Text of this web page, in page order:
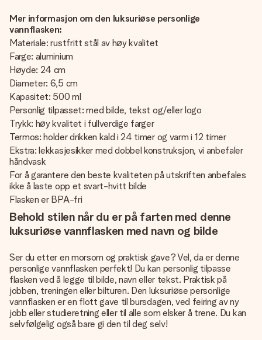
Mer informasjon om den luksuriøse personlige
vannflasken:
Materiale: rustfritt stål av høy kvalitet
Farge: aluminium
Høyde: 24 cm
Diameter: 6,5 cm
Kapasitet: 500 ml
Personlig tilpasset: med bilde, tekst og/eller logo
Trykk: høy kvalitet i fullverdige farger
Termos: holder drikken kald i 24 timer og varm i 12 timer
Ekstra: lekkasjesikker med dobbel konstruksjon, vi anbefaler
håndvask
For å garantere den beste kvaliteten på utskriften anbefales
ikke å laste opp et svart-hvitt bilde
Flasken er BPA-fri
Behold stilen når du er på farten med denne
luksuriøse vannflasken med navn og bilde
Ser du etter en morsom og praktisk gave? Vel, da er denne
personlige vannflasken perfekt! Du kan personlig tilpasse
flasken ved å legge til bilde, navn eller tekst. Praktisk på
jobben, treningen eller bilturen. Den luksuriøse personlige
vannflasken er en flott gave til bursdagen, ved feiring av ny
jobb eller studieretning eller til alle som elsker å trene. Du kan
selvfølgelig også bare gi den til deg selv!